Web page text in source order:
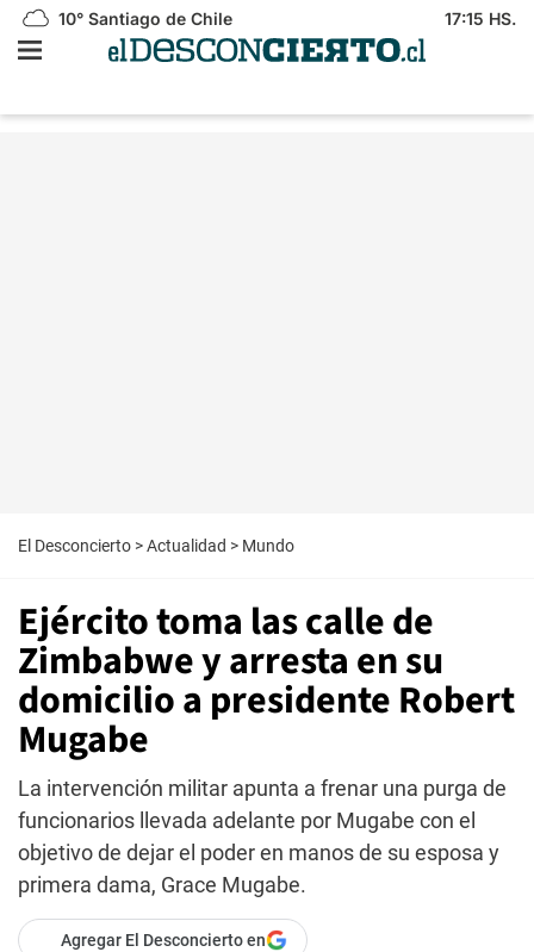
10° Santiago de Chile 17:15 HS.
El Desconcierto >Actualidad > Mundo
Ejército toma las calle de
Zimbabwe y arresta en su
domicilio a presidente Robert
Mugabe
La intervención militar apunta a frenar una purga de
funcionarios llevada adelante por Mugabe con el
objetivo de dejar el poder en manos de su esposa y
primera dama, Grace Mugabe.
Agregar El Desconcierto en